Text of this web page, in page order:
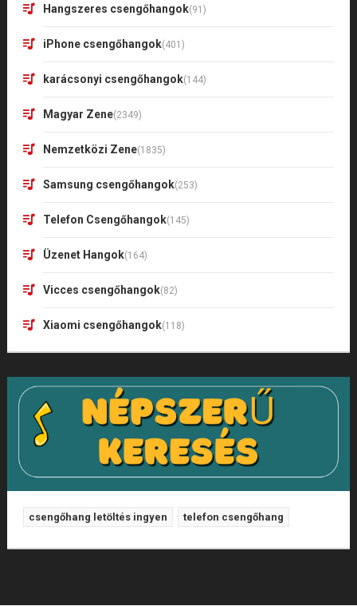
Hangszeres csengőhangok(91)
iPhone csengőhangok(401)
karácsonyi csengőhangok(144)
Magyar Zene(2349)
Nemzetközi Zene(1835)
Samsung csengőhangok(253)
Telefon Csengőhangok(145)
Üzenet Hangok(164)
Vicces csengőhangok(82)
Xiaomi csengőhangok(118)
csengőhang letöltés ingyen telefon csengőhang